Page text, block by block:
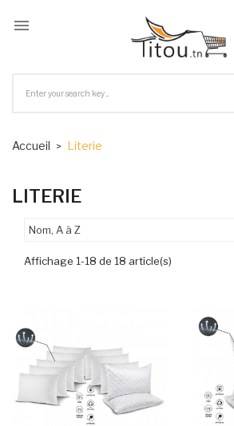

Accueil Literie
LITERIE
Nom, A à Z
Affichage 1-18 de 18 article(s)